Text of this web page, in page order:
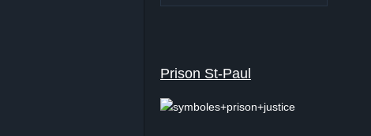
Prison St-Paul